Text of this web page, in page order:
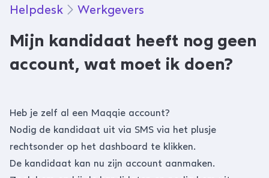
Helpdesk Werkgevers
Mijn kandidaat heeft nog geen
account, wat moet ik doen?
Heb je zelf al een Maqqie account?
Nodig de kandidaat uit via SMS via het plusje
rechtsonder op het dashboard te klikken.
De kandidaat kan nu zijn account aanmaken.